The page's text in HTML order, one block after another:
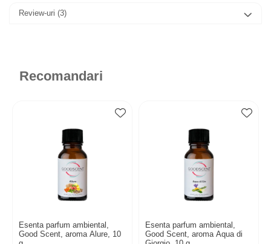
Review-uri (3)
Recomandari
Esenta parfum ambiental,
Good Scent, aroma Alure, 10
Esenta parfum ambiental,
Good Scent, aroma Aqua di